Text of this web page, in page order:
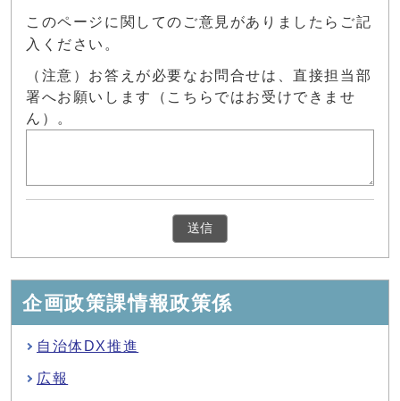
このページに関してのご意見がありましたらご記
入ください。
（注意）お答えが必要なお問合せは、直接担当部
署へお願いします（こちらではお受けできませ
ん）。
企画政策課情報政策係
自治体DX推進
広報